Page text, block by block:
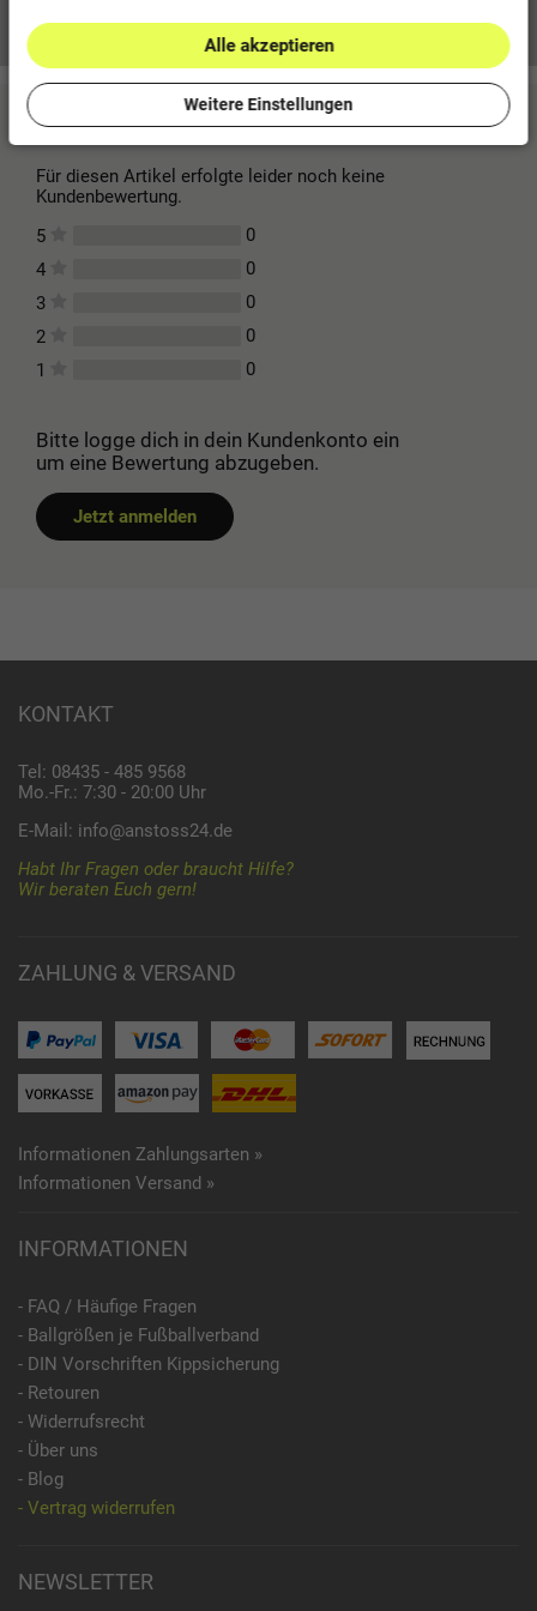
Kundenbewertungen (0)
Für diesen Artikel erfolgte leider noch keine
Kundenbewertung.
5
0
4
0
3
0
2
0
1
0
Bitte logge dich in dein Kundenkonto ein
um eine Bewertung abzugeben.
Jetzt anmelden
KONTAKT
Tel: 08435 - 485 9568
Mo.-Fr.: 7:30 - 20:00 Uhr
E-Mail: info@anstoss24.de
Habt Ihr Fragen oder braucht Hilfe?
Wir beraten Euch gern!
ZAHLUNG & VERSAND
Informationen Zahlungsarten »
Informationen Versand »
INFORMATIONEN
- FAQ / Häufige Fragen
- Ballgrößen je Fußballverband
- DIN Vorschriften Kippsicherung
- Retouren
- Widerrufsrecht
- Über uns
- Blog
- Vertrag widerrufen
NEWSLETTER
Alle akzeptieren
Weitere Einstellungen